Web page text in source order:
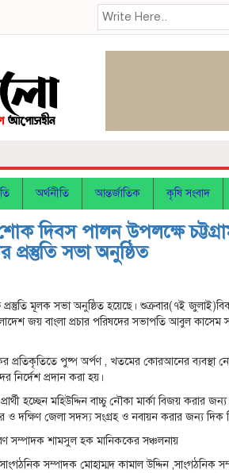
অর্থনীতি আন্তর্জাতিক কৃষি সংবাদ
পালন উপলক্ষে
প্রস্তুতি সভা অনুষ্ঠিত
মূলক সভা অনুষ্ঠিত হয়েছে। শুক্রবার(৭ই
জয় বাংলা প্রচার পরিষদের সভাপতি আবুল
প্রতিকৃতিতে পুষ্প অর্পণ , খতমের কোরআনের ব্যবস্থা
নির্দেশ প্রদান করা হয়।
হচ্ছেন মহিউদ্দিন বাচ্চু নৌকা মার্কা বিজয় করার
ও দক্ষিণ জেলা সদস্য সংগ্রহ ও নবায়ন করার জন্য দিক
সম্পাদক শামসুল হক মানিককের সঞ্চলনায়
সম্পাদক মোহাম্মদ কামাল উদ্দিন ,সাংগঠনিক